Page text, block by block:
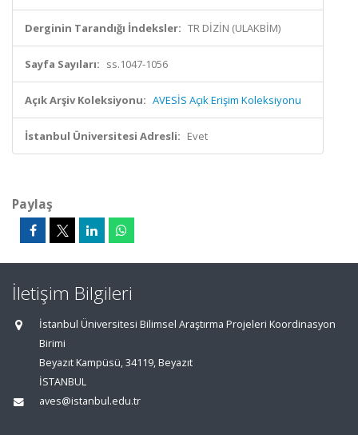
Derginin Tarandığı İndeksler: TR DİZİN (ULAKBİM)
Sayfa Sayıları: ss.1047-1056
Açık Arşiv Koleksiyonu: AVESİS Açık Erişim Koleksiyonu
İstanbul Üniversitesi Adresli: Evet
Paylaş
İletişim Bilgileri
İstanbul Üniversitesi Bilimsel Araştırma Projeleri Koordinasyon
Birimi
Beyazıt Kampüsü, 34119, Beyazıt
İSTANBUL
aves@istanbul.edu.tr